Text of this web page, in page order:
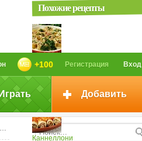
Вход
Регистрация
+100
Добавить
Похожие рецепты
Каннеллони с мясом и овощами
Каннеллони